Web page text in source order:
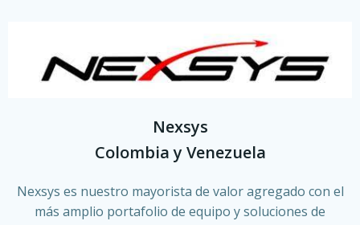
Nexsys
Colombia y Venezuela
Nexsys es nuestro mayorista de valor agregado con el
más amplio portafolio de equipo y soluciones de